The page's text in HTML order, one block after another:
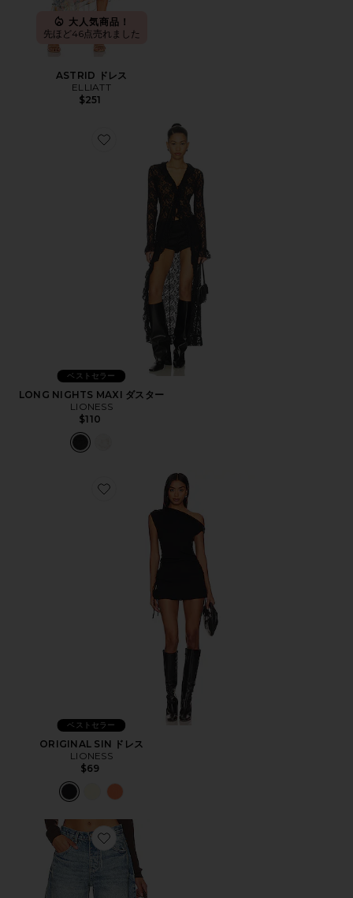
大人気商品！
先ほど46点売れました
ASTRID ドレス
ELLIATT
$251
Favorite LONG NIGHTS MAXI ダスター
ベストセラー
LONG NIGHTS MAXI ダスター
LIONESS
$110
Favorite ORIGINAL SIN ドレス
ベストセラー
ORIGINAL SIN ドレス
LIONESS
$69
Favorite WE THE FREE GOOD LUCK ミッドライズ